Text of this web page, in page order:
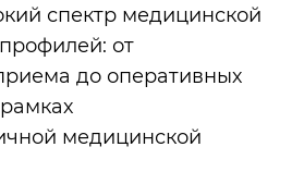
спектр медицинской
от
до оперативных
медицинской